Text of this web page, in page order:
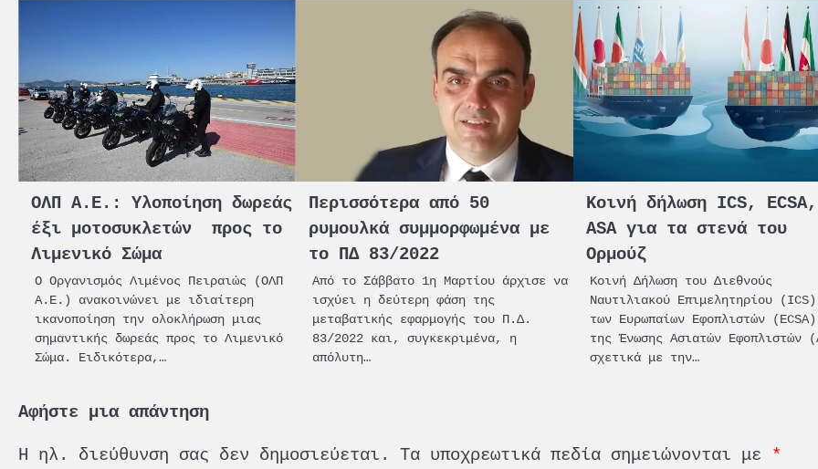
ΟΛΠ Α.Ε.: Yλοποίηση δωρεάς
έξι μοτοσυκλετών προς το
Λιμενικό Σώμα
Ο Οργανισμός Λιμένος Πειραιώς (ΟΛΠ
Α.Ε.) ανακοινώνει με ιδιαίτερη
ικανοποίηση την ολοκλήρωση μιας
σημαντικής δωρεάς προς το Λιμενικό
Σώμα. Ειδικότερα,…
Περισσότερα από 50
ρυμουλκά συμμορφωμένα με
το ΠΔ 83/2022
Από το Σάββατο 1η Μαρτίου άρχισε να
ισχύει η δεύτερη φάση της
μεταβατικής εφαρμογής του Π.Δ.
83/2022 και, συγκεκριμένα, η
απόλυτη…
Κοινή δήλωση ICS, ECSA,
ASA για τα στενά του
Ορμούζ
Κοινή Δήλωση του Διεθνούς
Ναυτιλιακού Επιμελητηρίου
των Ευρωπαίων Εφοπλιστών
της Ένωσης Ασιατών Εφοπλιστών
σχετικά με την…
Αφήστε μια απάντηση
Η ηλ. διεύθυνση σας δεν δημοσιεύεται. Τα υποχρεωτικά πεδία σημειώνονται με *